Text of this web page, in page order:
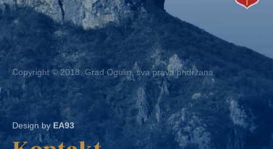
Copyright © 2018. Grad Ogulin, sva prava pridržana.
Design by EA93
Kontakt